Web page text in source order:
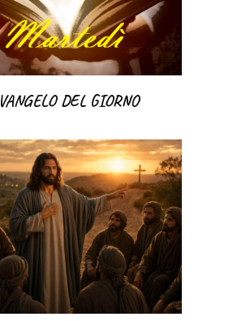
VANGELO DEL GIORNO